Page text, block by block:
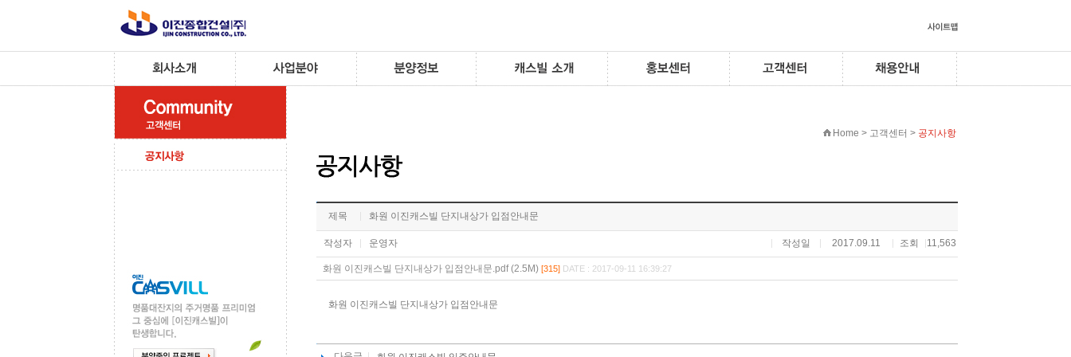
Home > 고객센터 > 공지사항
제목 화원 이진캐스빌 단지내상가 입점안내문
작성자 운영자 작성일 2017.09.11 조회 11,563
화원 이진캐스빌 단지내상가 입점안내문.pdf (2.5M) [315] DATE : 2017-09-11 16:39:27
화원 이진캐스빌 단지내상가 입점안내문